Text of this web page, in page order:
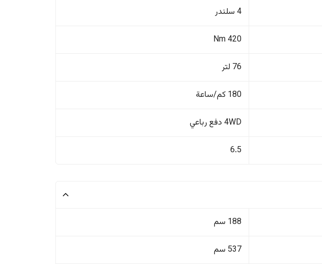
4 سلندر
420 Nm
76 لتر
180 كم/ساعة
4WD دفع رباعي
6.5
188 سم
537 سم